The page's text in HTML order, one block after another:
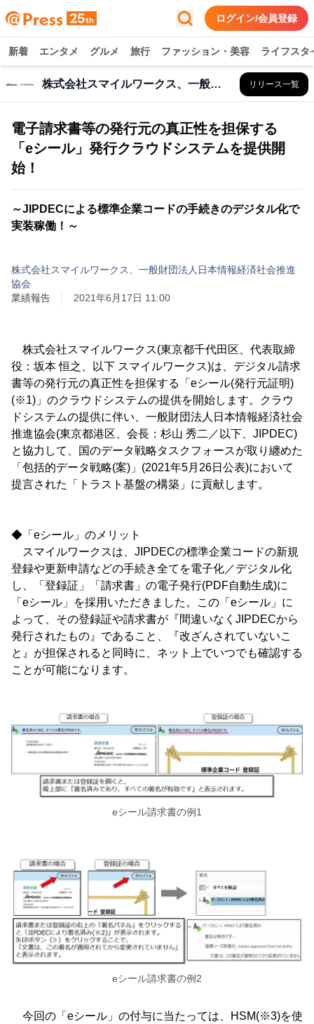
ログイン/会員登録
新着 エンタメ グルメ 旅行 ファッション・美容 ライフスタ
株式会社スマイルワークス、一般財団法人日本情報経済社会推進協会 リリース一覧
電子請求書等の発行元の真正性を担保する
「eシール」発行クラウドシステムを提供開
始！
～JIPDECによる標準企業コードの手続きのデジタル化で
実装稼働！～
株式会社スマイルワークス、一般財団法人日本情報経済社会推進
協会
業績報告
2021年6月17日 11:00
株式会社スマイルワークス(東京都千代田区、代表取締
役：坂本 恒之、以下 スマイルワークス)は、デジタル請求
書等の発行元の真正性を担保する「eシール(発行元証明)
(※1)」のクラウドシステムの提供を開始します。クラウ
ドシステムの提供に伴い、一般財団法人日本情報経済社会
推進協会(東京都港区、会長：杉山 秀二／以下、JIPDEC)
と協力して、国のデータ戦略タスクフォースが取り纏めた
「包括的データ戦略(案)」(2021年5月26日公表)において
提言された「トラスト基盤の構築」に貢献します。
◆「eシール」のメリット
スマイルワークスは、JIPDECの標準企業コードの新規
登録や更新申請などの手続き全てを電子化／デジタル化
し、「登録証」「請求書」の電子発行(PDF自動生成)に
「eシール」を採用いただきました。この「eシール」に
よって、その登録証や請求書が『間違いなくJIPDECから
発行されたもの』であること、『改ざんされていないこ
と』が担保されると同時に、ネット上でいつでも確認する
ことが可能になります。
eシール請求書の例1
eシール請求書の例2
今回の「eシール」の付与に当たっては、HSM(※3)を使